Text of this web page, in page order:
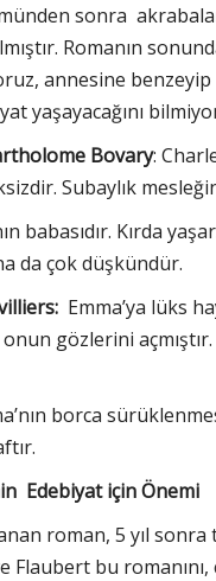
sonra
Romanın
annesine
yaşayacağını
Bovary:
Subaylık
babasıdır. Kırda
da çok düşkündür.
Emma’ya lüks
gözlerini açmıştır.
borca
Edebiyat için Önemi
roman, 5 yıl sonra
bu romanını,